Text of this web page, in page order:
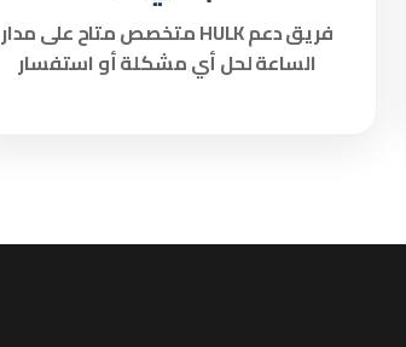
فريق دعم HULK متخصص متاح على مدار
الساعة لحل أي مشكلة أو استفسار